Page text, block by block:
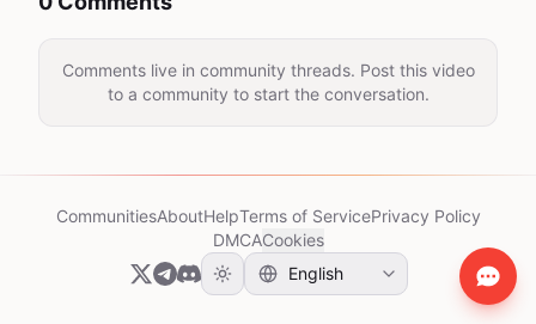
Comments live in community threads. Post this video
to a community to start the conversation.
CommunitiesAboutHelpTerms of ServicePrivacy Policy
DMCACookies